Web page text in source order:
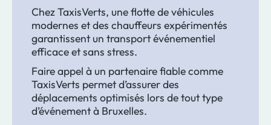
Chez TaxisVerts, une flotte de véhicules
modernes et des chauffeurs expérimentés
garantissent un transport événementiel
efficace et sans stress.
Faire appel à un partenaire fiable comme
TaxisVerts permet d’assurer des
déplacements optimisés lors de tout type
d’événement à Bruxelles.